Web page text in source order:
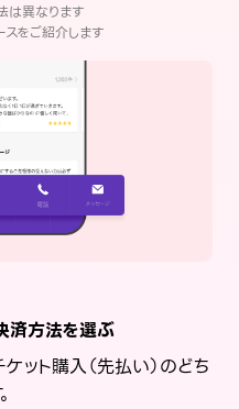
は異なります
スをご紹介します
済方法を選ぶ
ット購入（先払い）のどち